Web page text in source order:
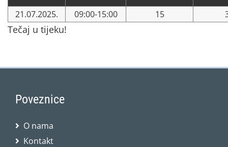
21.07.2025. 09:00-15:00 15
Tečaj u tijeku!
Poveznice
O nama
Kontakt